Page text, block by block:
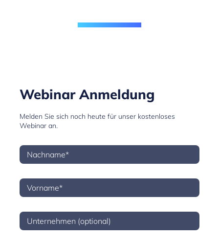
Webinar Anmeldung
Melden Sie sich noch heute für unser kostenloses
Webinar an.